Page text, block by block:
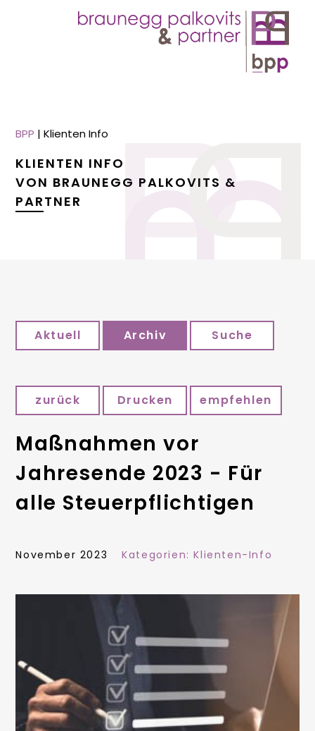
BPP |Klienten Info
KLIENTEN INFO
VON BRAUNEGG PALKOVITS &
PARTNER
Aktuell Archiv Suche
zurück Drucken empfehlen
Maßnahmen vor
Jahresende 2023 - Für
alle Steuerpflichtigen
November 2023 Kategorien:Klienten-Info